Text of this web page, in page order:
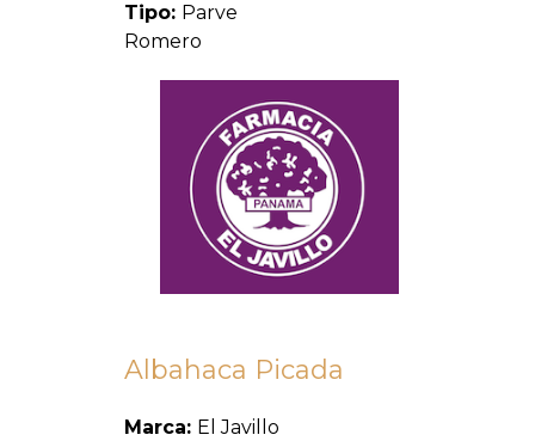
Tipo: Parve
Romero
Albahaca Picada
Marca: El Javillo